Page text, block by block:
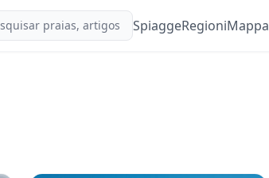
SpiaggeRegioniMappa